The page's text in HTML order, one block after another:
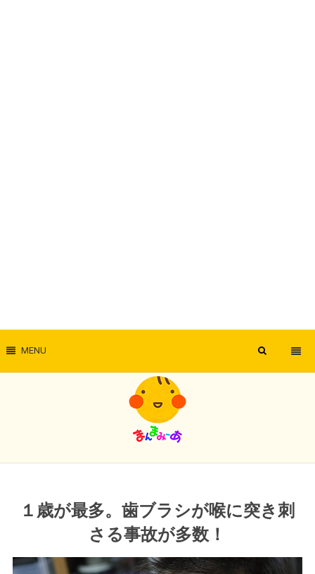
MENU
１歳が最多。歯ブラシが喉に突き刺
さる事故が多数！